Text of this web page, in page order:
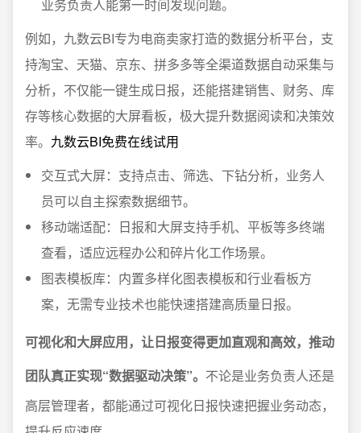
业务负责人能第一时间发现问题。
例如，九数云BI专为电商卖家打造的数据分析平台，支
持淘宝、天猫、京东、拼多多等全渠道数据自动采集与
分析，不仅能一键生成日报，还能搭建销售、财务、库
存等核心数据的大屏看板，极大提升数据阅读和决策效
率。 九数云BI免费在线试用
交互式大屏：支持点击、筛选、下钻分析，业务人
员可以自主探索数据细节。
移动端适配：日报和大屏支持手机、平板等多终端
查看，适应远程办公和碎片化工作场景。
图表模板库：内置多样化图表模板和行业看板方
案，无需专业技术也能快速搭建高质量日报。
可视化和大屏应用，让日报变得更加直观和高效，推动
团队真正实现“数据驱动决策”。 不论是业务负责人还是
高层管理者，都能通过可视化日报快速把握业务动态，